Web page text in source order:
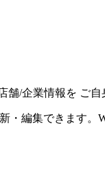
舗/企業情報を ご自
編集できます。